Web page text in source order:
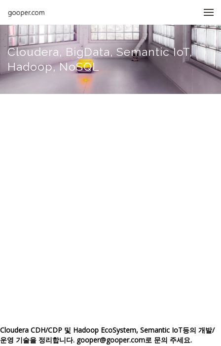
Cloudera, BigData, Semantic IoT,
Hadoop, NoSQL
Cloudera CDH/CDP 및 Hadoop EcoSystem, Semantic IoT등의 개발/
운영 기술을 정리합니다. gooper@gooper.com로 문의 주세요.